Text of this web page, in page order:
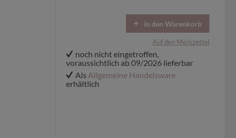
in den Warenkorb
Auf den Merkzettel
noch nicht eingetroffen,
voraussichtlich ab 09/2026 lieferbar
Als Allgemeine Handelsware
erhältlich